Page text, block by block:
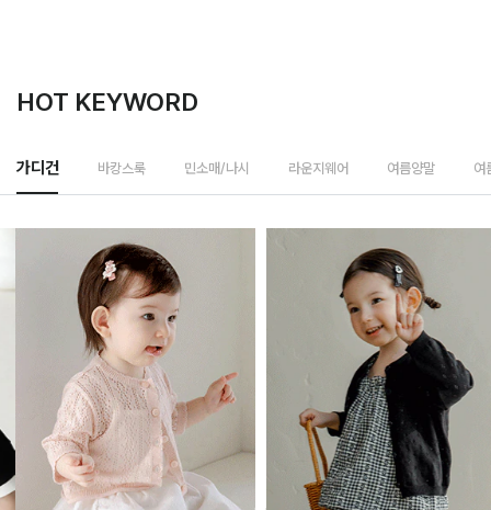
HOT KEYWORD
가디건 바캉스룩 민소매/나시 라운지웨어 여름양말 여